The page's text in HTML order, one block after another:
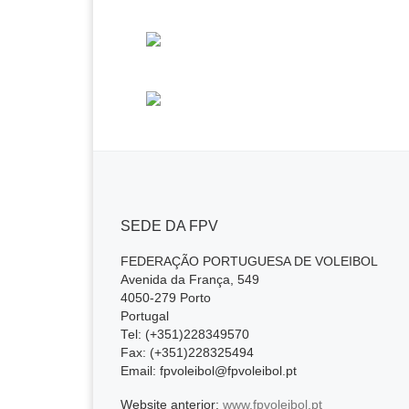
SEDE DA FPV
FEDERAÇÃO PORTUGUESA DE VOLEIBOL
Avenida da França, 549
4050-279 Porto
Portugal
Tel: (+351)228349570
Fax: (+351)228325494
Email: fpvoleibol@fpvoleibol.pt
Website anterior: www.fpvoleibol.pt